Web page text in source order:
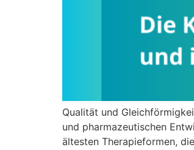
Qualität und
und pharmazeutischen
ältesten Therapieformen,